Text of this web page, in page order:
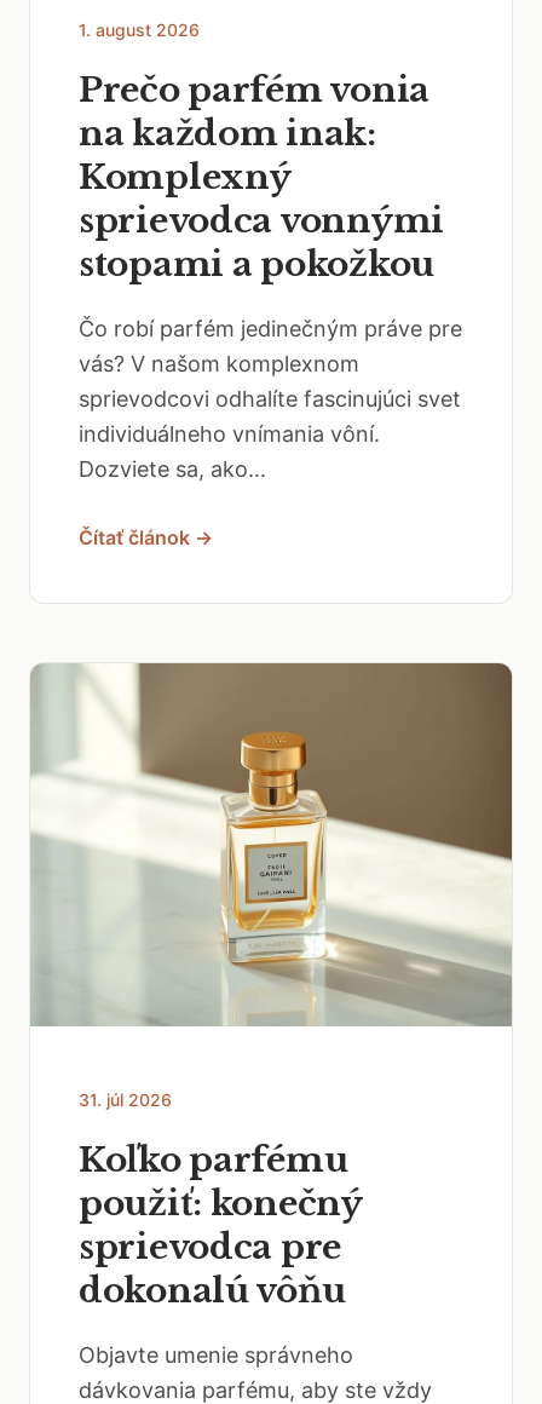
1. august 2026
Prečo parfém vonia
na každom inak:
Komplexný
sprievodca vonnými
stopami a pokožkou
Čo robí parfém jedinečným práve pre
vás? V našom komplexnom
sprievodcovi odhalíte fascinujúci svet
individuálneho vnímania vôní.
Dozviete sa, ako...
Čítať článok →
31. júl 2026
Koľko parfému
použiť: konečný
sprievodca pre
dokonalú vôňu
Objavte umenie správneho
dávkovania parfému, aby ste vždy